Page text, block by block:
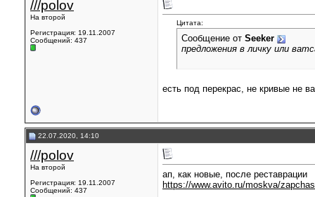
///polov
На второй
Регистрация: 19.11.2007
Сообщений: 437
Цитата:
Сообщение от Seeker
предложения в личку или
есть под перекрас, не кривые не
22.07.2020, 14:10
///polov
На второй
Регистрация: 19.11.2007
Сообщений: 437
ап, как новые, после реставрации
https://www.avito.ru/moskva/